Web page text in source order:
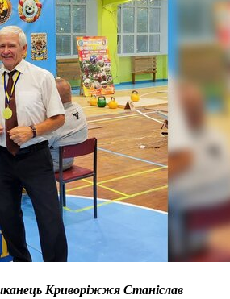
Криворіжжя Станіслав